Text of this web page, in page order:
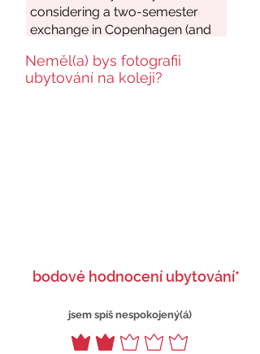
Neměl(a) bys fotografii
ubytování na koleji?
bodové hodnocení ubytování*
jsem spíš nespokojený(á)